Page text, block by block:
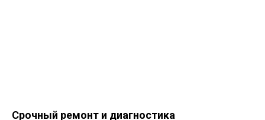
Срочный ремонт и диагностика